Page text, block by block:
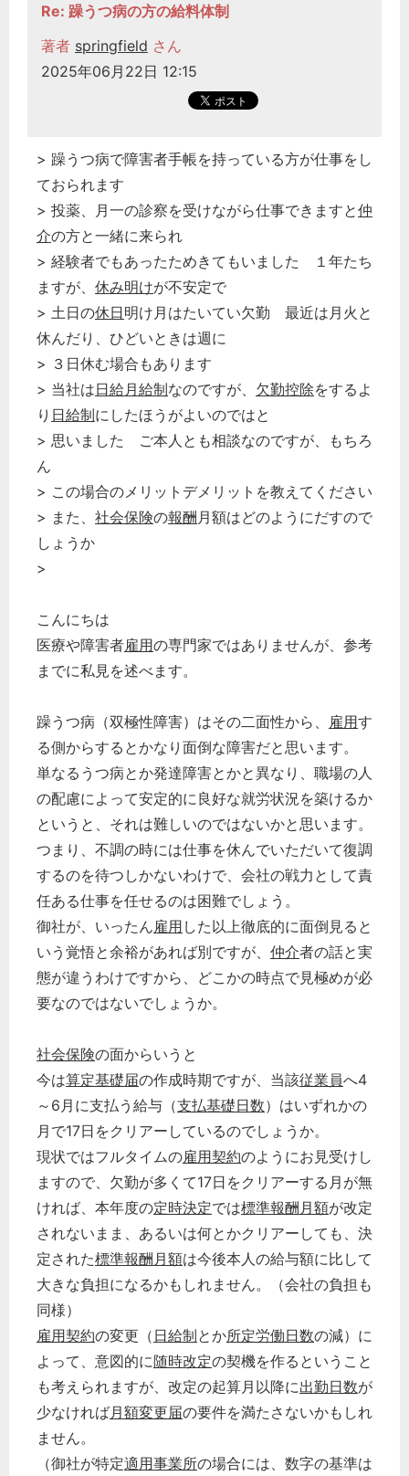
Re: 躁うつ病の方の給料体制
著者 springfield さん
2025年06月22日 12:15
> 躁うつ病で障害者手帳を持っている方が仕事をし
ておられます
> 投薬、月一の診察を受けながら仕事できますと仲
介の方と一緒に来られ
> 経験者でもあったためきてもいました １年たち
ますが、 休み明けが不安定で
> 土日の休日明け月はたいてい欠勤 最近は月火と
休んだり、ひどいときは週に
> ３日休む場合もあります
> 当社は日給月給制なのですが、 欠勤控除をするよ
り 日給制にしたほうがよいのではと
> 思いました ご本人とも相談なのですが、もちろ
ん
> この場合のメリットデメリットを教えてください
> また、 社会保険の報酬月額はどのようにだすので
しょうか
>
こんにちは
医療や障害者雇用の専門家ではありませんが、参考
までに私見を述べます。
躁うつ病（双極性障害）はその二面性から、 雇用す
る側からするとかなり面倒な障害だと思います。
単なるうつ病とか発達障害とかと異なり、職場の人
の配慮によって安定的に良好な就労状況を築けるか
というと、それは難しいのではないかと思います。
つまり、不調の時には仕事を休んでいただいて復調
するのを待つしかないわけで、会社の戦力として責
任ある仕事を任せるのは困難でしょう。
御社が、いったん雇用 した以上徹底的に面倒見ると
いう覚悟と余裕があれば別ですが、 仲介者の話と実
態が違うわけですから、どこかの時点で見極めが必
要なのではないでしょうか。
社会保険の面からいうと
今は算定基礎届の作成時期ですが、当該従業員へ4
～6月に支払う給与（支払基礎日数）はいずれかの
月で17日をクリアーしているのでしょうか。
現状ではフルタイムの雇用契約のようにお見受けし
ますので、欠勤が多くて17日をクリアーする月が無
ければ、本年度の定時決定では標準報酬月額が改定
されないまま、あるいは何とかクリアーしても、決
定された標準報酬月額は今後本人の給与額に比して
大きな負担になるかもしれません。（会社の負担も
同様）
雇用契約の変更（ 日給制とか所定労働日数の減）に
よって、意図的に随時改定の契機を作るということ
も考えられますが、改定の起算月以降に出勤日数が
少なければ月額変更届の要件を満たさないかもしれ
ません。
（御社が特定適用事業所の場合には、数字の基準は
どのカテゴリーに投稿しますか？
選択してください
労務管理
税務経理
企業法務